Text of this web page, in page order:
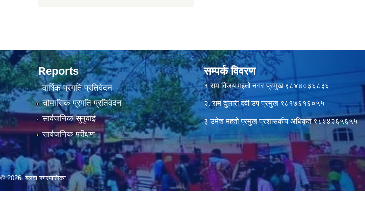
Reports
वार्षिक प्रगति प्रतिवेदन
चौमासिक प्रगति प्रतिवेदन
सार्वजनिक सुनुवाई
सार्वजनिक परीक्षण
सम्पर्क विवरण
१ राम विजय महतो नगर प्रमुख ९८४४०३६८३६
२. राम दुलारी देवी उप प्रमुख ९८१७६१६०५५
३ उमेश महतो प्रमुख प्रशासकीय अधिकृत ९८४४२६५६५५
© 2026 बलवा नगरपालिका